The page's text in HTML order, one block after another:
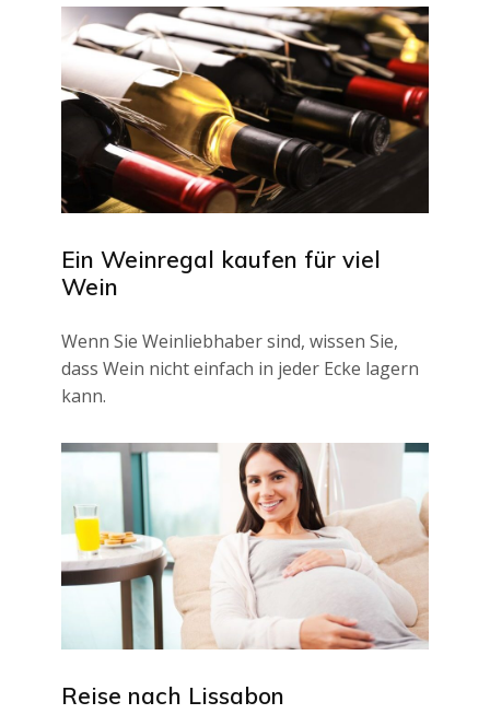
Ein Weinregal kaufen für viel
Wein
Wenn Sie Weinliebhaber sind, wissen Sie,
dass Wein nicht einfach in jeder Ecke lagern
kann.
Reise nach Lissabon